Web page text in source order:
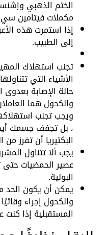
الختم الذهبي
مكملات فيتامين
إذا استمرت هذه
إلى الطبيب.
تجنب استهلاك
الأشياء التي
حالة الإصابة بعدوى
والكحول هما
ويجب تجنب
، بل تجفف جسمك
البكتيريا أن تفرز من
يجب ألا تتناول
عصير الحمضيات
البولية.
يمكن أن يكون الحد
والكحول إجراء
المستقبلية إذا